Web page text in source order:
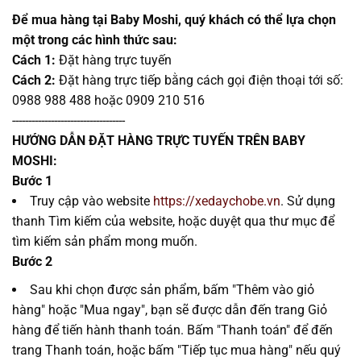
Để mua hàng tại Baby Moshi, quý khách có thể lựa chọn
một trong các hình thức sau:
Cách 1: Đặt hàng trực tuyến
Cách 2: Đặt hàng trực tiếp bằng cách gọi điện thoại tới số:
0988 988 488 hoặc 0909 210 516
-----------------------------------
HƯỚNG DẪN ĐẶT HÀNG TRỰC TUYẾN TRÊN BABY
MOSHI:
Bước 1
Truy cập vào website https://xedaychobe.vn. Sử dụng
thanh Tìm kiếm của website, hoặc duyệt qua thư mục để
tìm kiếm sản phẩm mong muốn.
Bước 2
Sau khi chọn được sản phẩm, bấm "Thêm vào giỏ
hàng" hoặc "Mua ngay", bạn sẽ được dẫn đến trang Giỏ
hàng để tiến hành thanh toán. Bấm "Thanh toán" để đến
trang Thanh toán, hoặc bấm "Tiếp tục mua hàng" nếu quý